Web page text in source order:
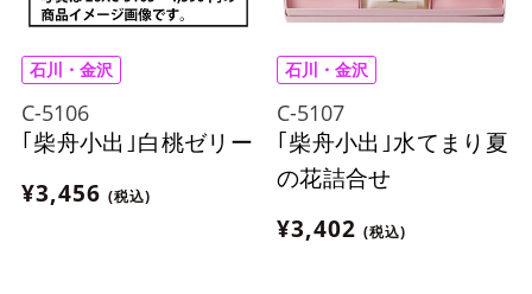
石川・金沢
C-5106
｢柴舟小出｣白桃ゼリー
¥3,456 (税込)
石川・金沢
C-5107
｢柴舟小出｣水てまり夏
の花詰合せ
¥3,402 (税込)